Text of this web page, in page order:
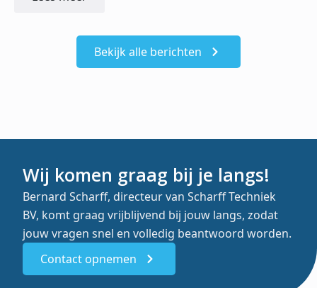
Bekijk alle berichten
Wij komen graag bij je langs!
Bernard Scharff, directeur van Scharff Techniek
BV, komt graag vrijblijvend bij jouw langs, zodat
jouw vragen snel en volledig beantwoord worden.
Contact opnemen